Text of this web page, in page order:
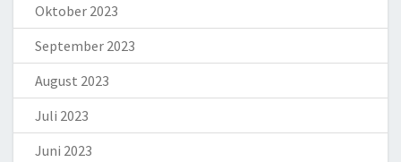
Oktober 2023
September 2023
August 2023
Juli 2023
Juni 2023